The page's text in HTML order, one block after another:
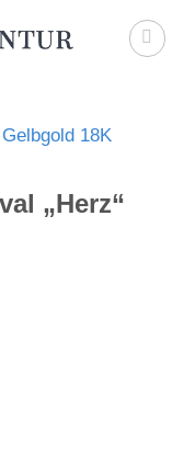
„Herz“
18K Menge